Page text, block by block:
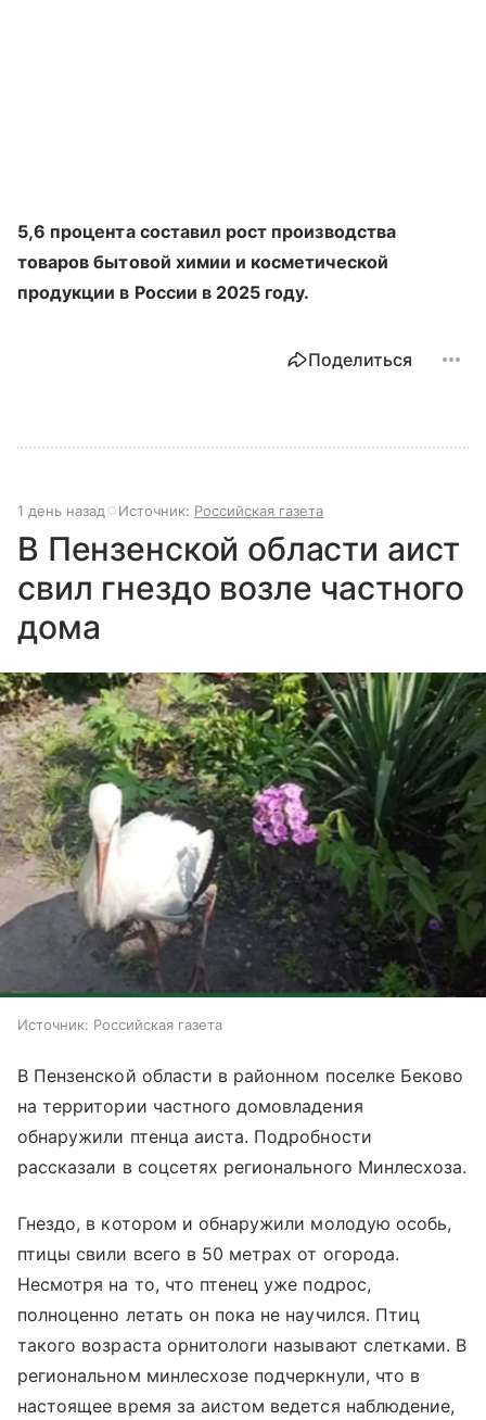
5,6 процента составил рост производства
товаров бытовой химии и косметической
продукции в России в 2025 году.
Поделиться
1 день назад Источник: Российская газета
В Пензенской области аист
свил гнездо возле частного
дома
Источник: Российская газета
В Пензенской области в районном поселке Беково
на территории частного домовладения
обнаружили птенца аиста. Подробности
рассказали в соцсетях регионального Минлесхоза.
Гнездо, в котором и обнаружили молодую особь,
птицы свили всего в 50 метрах от огорода.
Несмотря на то, что птенец уже подрос,
полноценно летать он пока не научился. Птиц
такого возраста орнитологи называют слетками. В
региональном минлесхозе подчеркнули, что в
настоящее время за аистом ведется наблюдение,